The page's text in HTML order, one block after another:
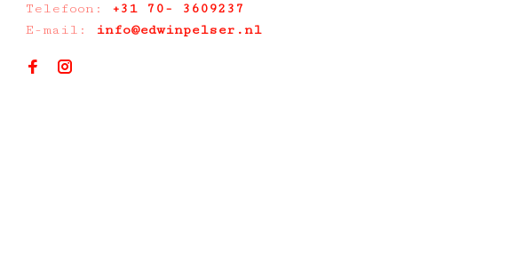
Telefoon: +31 70- 3609237
E-mail:
info@edwinpelser.nl